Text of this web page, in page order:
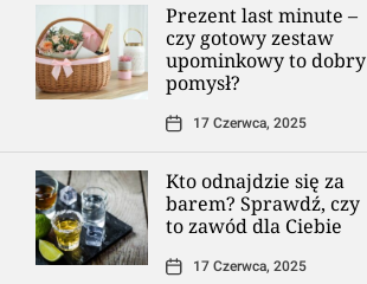
Prezent last minute –
czy gotowy zestaw
upominkowy to dobry
pomysł?
17 Czerwca, 2025
Kto odnajdzie się za
barem? Sprawdź, czy
to zawód dla Ciebie
17 Czerwca, 2025